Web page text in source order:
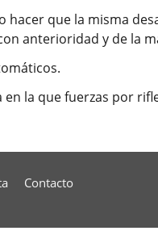
que la misma
anterioridad y de la
la que fuerzas por
Contacto